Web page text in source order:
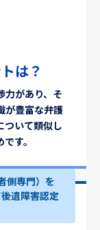
は？
力があり、そ
が豊富な弁護
ついて類似し
す。
側専門）を
遺障害認定